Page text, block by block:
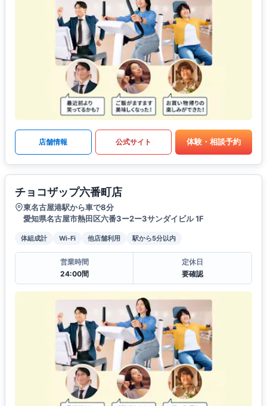
店舗情報 公式サイト 体験・相談予約
チョコザップ六番町店
東名古屋港駅から車で8分
愛知県名古屋市熱田区六番3ー2ー3サンダイビル 1F
体組成計 Wi-Fi 他店舗利用 駅から5分以内
営業時間
24:00間
定休日
要確認